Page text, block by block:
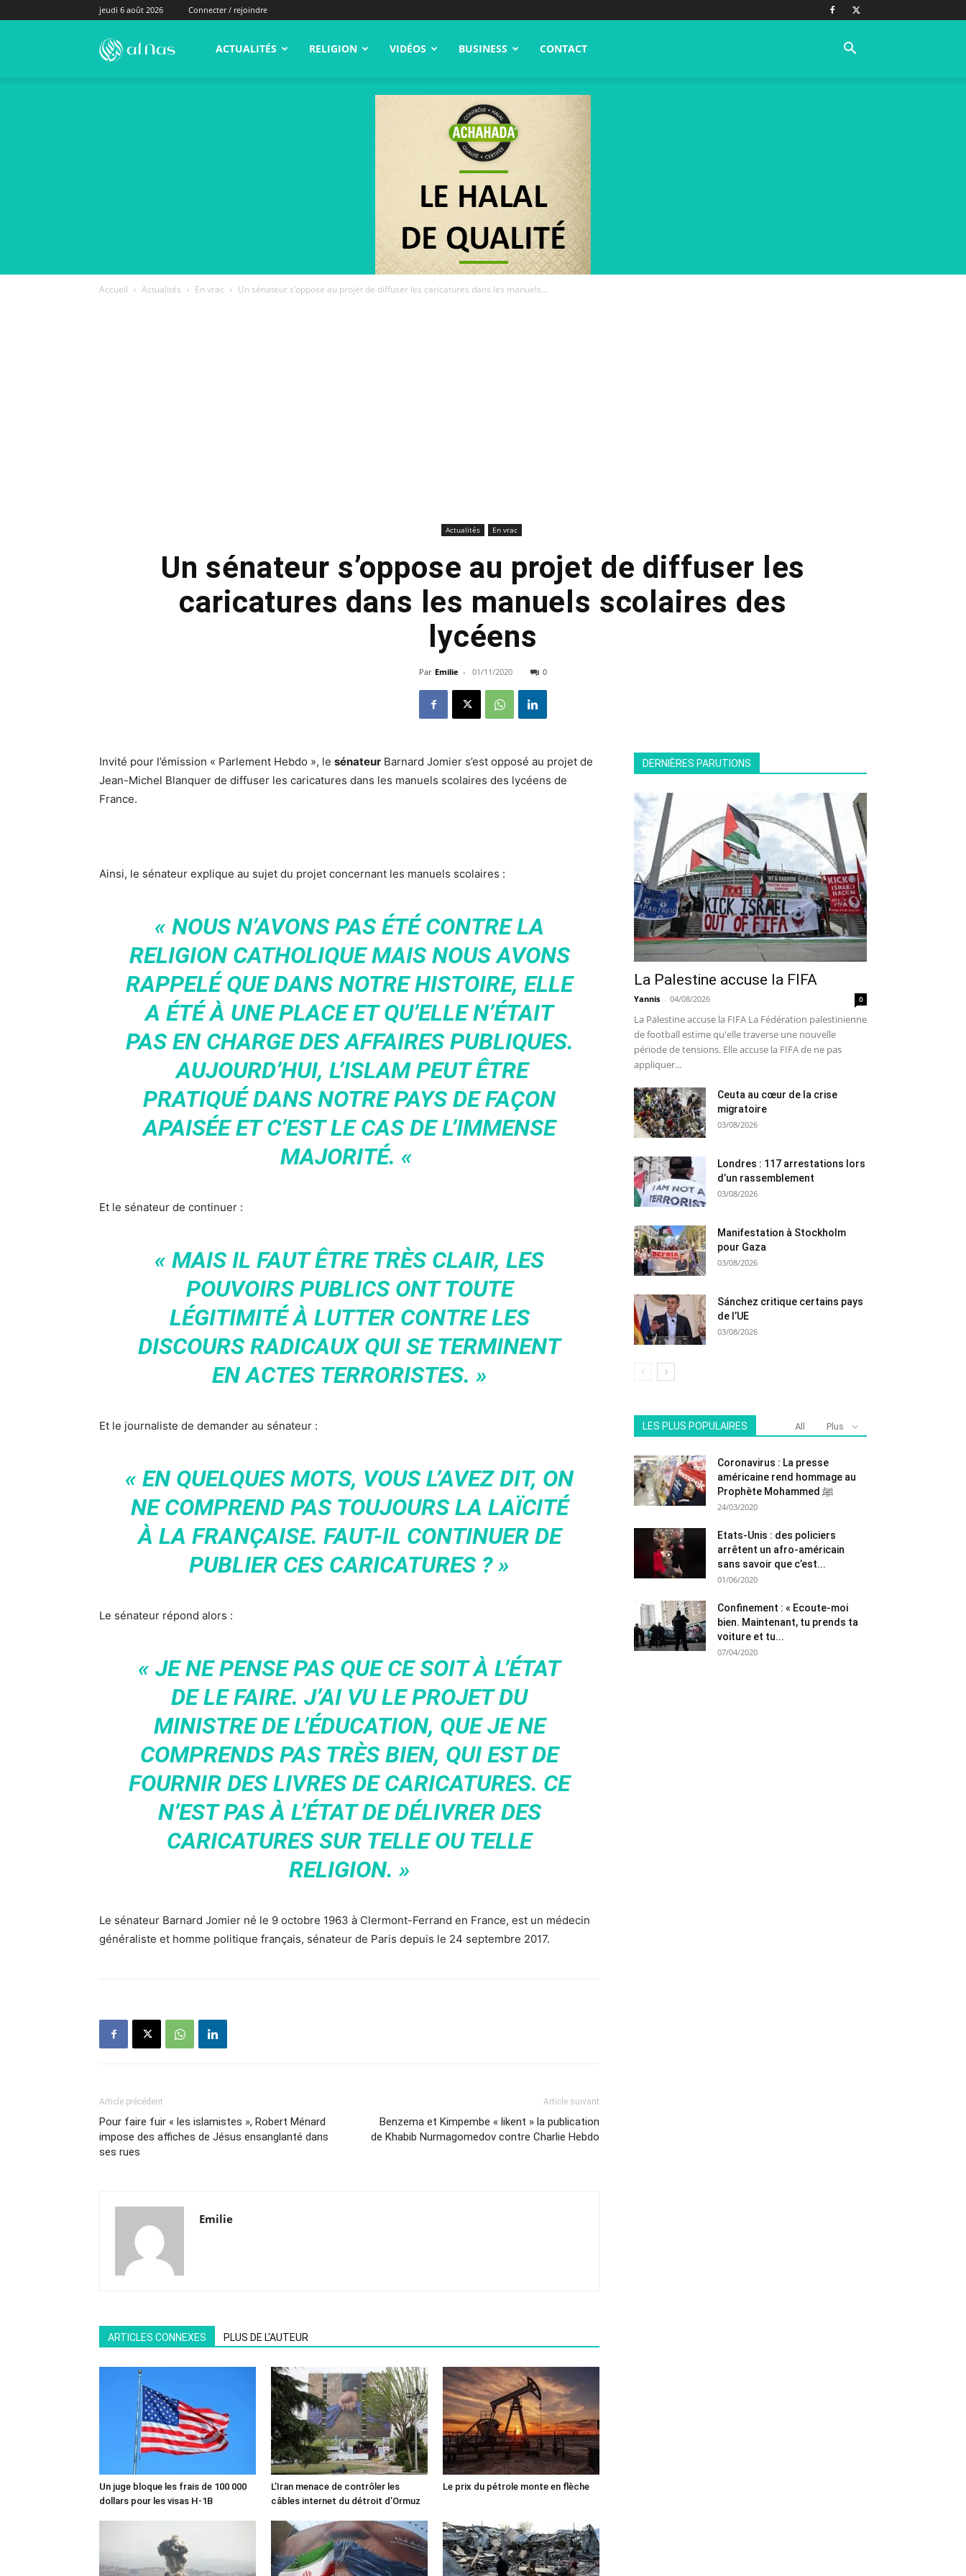
jeudi 6 août 2026 Connecter / rejoindre
alNas.fr ACTUALITÉS RELIGION VIDÉOS BUSINESS CONTACT
Accueil Actualités En vrac Un sénateur s’oppose au projet de diffuser les caricatures dans les manuels...
Actualités En vrac
Un sénateur s’oppose au projet de diffuser les
caricatures dans les manuels scolaires des
lycéens
Par Emilie - 01/11/2020 0
Invité pour l’émission « Parlement Hebdo », le sénateur Barnard Jomier s’est opposé au projet de
Jean-Michel Blanquer de diffuser les caricatures dans les manuels scolaires des lycéens de
France.
Ainsi, le sénateur explique au sujet du projet concernant les manuels scolaires :
« NOUS N’AVONS PAS ÉTÉ CONTRE LA
RELIGION CATHOLIQUE MAIS NOUS AVONS
RAPPELÉ QUE DANS NOTRE HISTOIRE, ELLE
A ÉTÉ À UNE PLACE ET QU’ELLE N’ÉTAIT
PAS EN CHARGE DES AFFAIRES PUBLIQUES.
AUJOURD’HUI, L’ISLAM PEUT ÊTRE
PRATIQUÉ DANS NOTRE PAYS DE FAÇON
APAISÉE ET C’EST LE CAS DE L’IMMENSE
MAJORITÉ. «
Et le sénateur de continuer :
« MAIS IL FAUT ÊTRE TRÈS CLAIR, LES
POUVOIRS PUBLICS ONT TOUTE
LÉGITIMITÉ À LUTTER CONTRE LES
DISCOURS RADICAUX QUI SE TERMINENT
EN ACTES TERRORISTES. »
Et le journaliste de demander au sénateur :
« EN QUELQUES MOTS, VOUS L’AVEZ DIT, ON
NE COMPREND PAS TOUJOURS LA LAÏCITÉ
À LA FRANÇAISE. FAUT-IL CONTINUER DE
PUBLIER CES CARICATURES ? »
Le sénateur répond alors :
« JE NE PENSE PAS QUE CE SOIT À L’ÉTAT
DE LE FAIRE. J’AI VU LE PROJET DU
MINISTRE DE L’ÉDUCATION, QUE JE NE
COMPRENDS PAS TRÈS BIEN, QUI EST DE
FOURNIR DES LIVRES DE CARICATURES. CE
N’EST PAS À L’ÉTAT DE DÉLIVRER DES
CARICATURES SUR TELLE OU TELLE
RELIGION. »
Le sénateur Barnard Jomier né le 9 octobre 1963 à Clermont-Ferrand en France, est un médecin
généraliste et homme politique français, sénateur de Paris depuis le 24 septembre 2017.
Article précédent
Pour faire fuir « les islamistes », Robert Ménard
impose des affiches de Jésus ensanglanté dans
ses rues
Article suivant
Benzema et Kimpembe « likent » la publication
de Khabib Nurmagomedov contre Charlie Hebdo
Emilie
ARTICLES CONNEXES PLUS DE L'AUTEUR
Un juge bloque les frais de 100 000
dollars pour les visas H-1B
L’Iran menace de contrôler les
câbles internet du détroit d’Ormuz
Le prix du pétrole monte en flèche
DERNIÈRES PARUTIONS
La Palestine accuse la FIFA
Yannis - 04/08/2026 0
La Palestine accuse la FIFA La Fédération palestinienne
de football estime qu'elle traverse une nouvelle
période de tensions. Elle accuse la FIFA de ne pas
appliquer...
Ceuta au cœur de la crise
migratoire
03/08/2026
Londres : 117 arrestations lors
d’un rassemblement
03/08/2026
Manifestation à Stockholm
pour Gaza
03/08/2026
Sánchez critique certains pays
de l’UE
03/08/2026
LES PLUS POPULAIRES All Plus
Coronavirus : La presse
américaine rend hommage au
Prophète Mohammed ﷺ
24/03/2020
Etats-Unis : des policiers
arrêtent un afro-américain
sans savoir que c’est...
01/06/2020
Confinement : « Ecoute-moi
bien. Maintenant, tu prends ta
voiture et tu...
07/04/2020